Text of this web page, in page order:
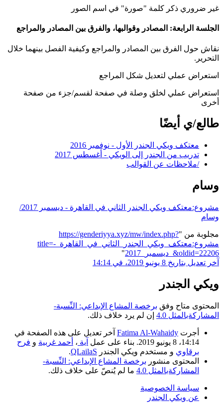
غير ضروري ذكر كلمة "صورة" في اسم الصور
الجلسة الرابعة: المصادر وقوالبها، والفرق بين المصادر والمراجع
نقاش حول الفرق بين المصادر والمراجع وكيفية الفصل بينهما خلال
التحرير.
استعراض عملي لتعديل شكل المراجع
استعراض عملي لخلق وصلة في صفحة لقسم/جزء من صفحة
أخرى
طالع/ي أيضًا
معتكف ويكي الجندر الأول - نوفمبر 2016
تدريب من الجندر إلى الويكي - أغسطس 2017
/ملاحظات عن القوالب
وسام
مشروع:معتكف ويكي الجندر الثاني في القاهرة - ديسمبر 2017/
وسام
مجلوبة من "https://genderiyya.xyz/mw/index.php?
title=مشروع:معتكف_ويكي_الجندر_الثاني_في_القاهرة_-
_ديسمبر_2017&oldid=22206
"
آخر تعديل بتاريخ 8 يونيو 2019، في 14:14
ويكي الجندر
المحتوى متاح وفق برخصة المشاع الإبداعي: النِّسبة-
المشاركةبالمثل 4.0
إن لم يرد خلاف ذلك.
أجرت Fatima Al-Wahaidy آخر تعديل على هذه الصفحة في
14:14، 8 يونيو 2019. بناء على عمل
آية ، أحمد غربية و فرح
برقاوي و مستخدم ويكي الجندر QLailaS
.
المحتوى منشور برخصة المشاع الإبداعي: النِّسبة-
المشاركةبالمثل 4.0
ما لم يُنصّ على خلاف ذلك.
سياسة الخصوصية
عن ويكي الجندر